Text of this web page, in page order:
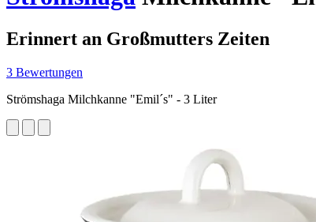
Erinnert an Großmutters Zeiten
3 Bewertungen
Strömshaga Milchkanne "Emil´s" - 3 Liter